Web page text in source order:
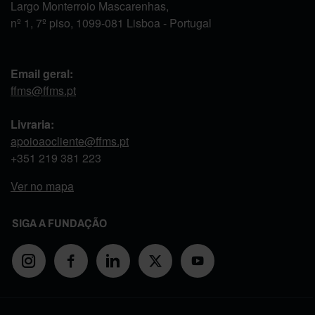
Largo Monterroio Mascarenhas,
nº 1, 7º piso, 1099-081 Lisboa - Portugal
Email geral:
ffms@ffms.pt
Livraria:
apoioaocliente@ffms.pt
+351 219 381 223
Ver no mapa
SIGA A FUNDAÇÃO